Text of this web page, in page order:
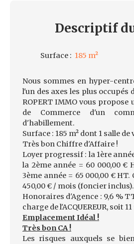
Descriptif
Surface : 185 m²
Nous sommes en hyper-
l'un des axes les plus occupés
ROPERT IMMO vous propose
de Commerce d'un
d'habillement.
Surface : 185 m² dont 1 salle de
Très bon Chiffre d'Affaire !
Loyer progressif : la 1ère
la 2ème année = 60 000,00 €
3ème année = 65 000,00 €
450,00 € / mois (foncier inclus).
Honoraires d'Agence : 9,6 %
charge de l'ACQUEREUR, soit
Emplacement Idéal !
Très bon CA !
Les risques auxquels se